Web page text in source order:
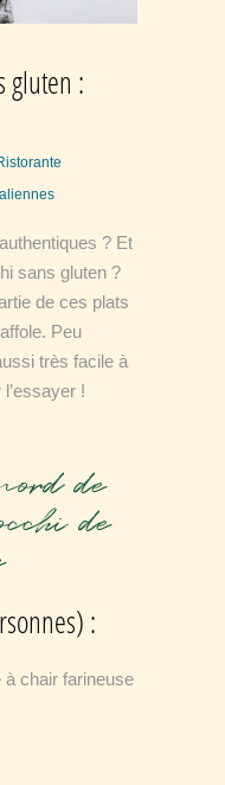
gluten :
? Et
sans gluten ?
de ces plats
Peu
très facile à
!
de
de
:
chair farineuse